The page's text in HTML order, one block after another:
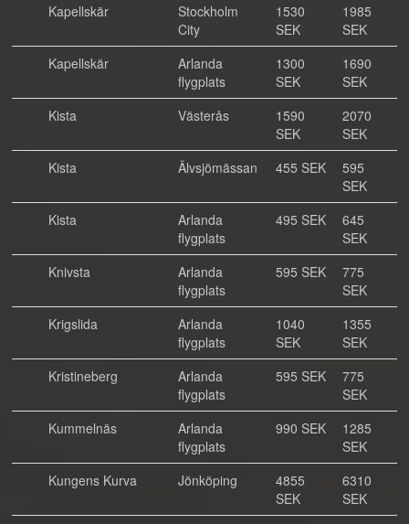
Kapellskär
Stockholm
City
1530
SEK
1985
SEK
Kapellskär
Arlanda
flygplats
1300
SEK
1690
SEK
Kista
Västerås
1590
SEK
2070
SEK
Kista
Älvsjömässan 455 SEK
595
SEK
Kista
Arlanda
flygplats
495 SEK
645
SEK
Knivsta
Arlanda
flygplats
595 SEK
775
SEK
Krigslida
Arlanda
flygplats
1040
SEK
1355
SEK
Kristineberg
Arlanda
flygplats
595 SEK
775
SEK
Kummelnäs
Arlanda
flygplats
990 SEK
1285
SEK
Kungens Kurva
Jönköping
4855
SEK
6310
SEK